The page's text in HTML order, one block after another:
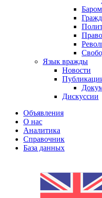
Право
Язык вражды
Новости
Дискуссии
Объявления
О нас
Аналитика
Справочник
База данных